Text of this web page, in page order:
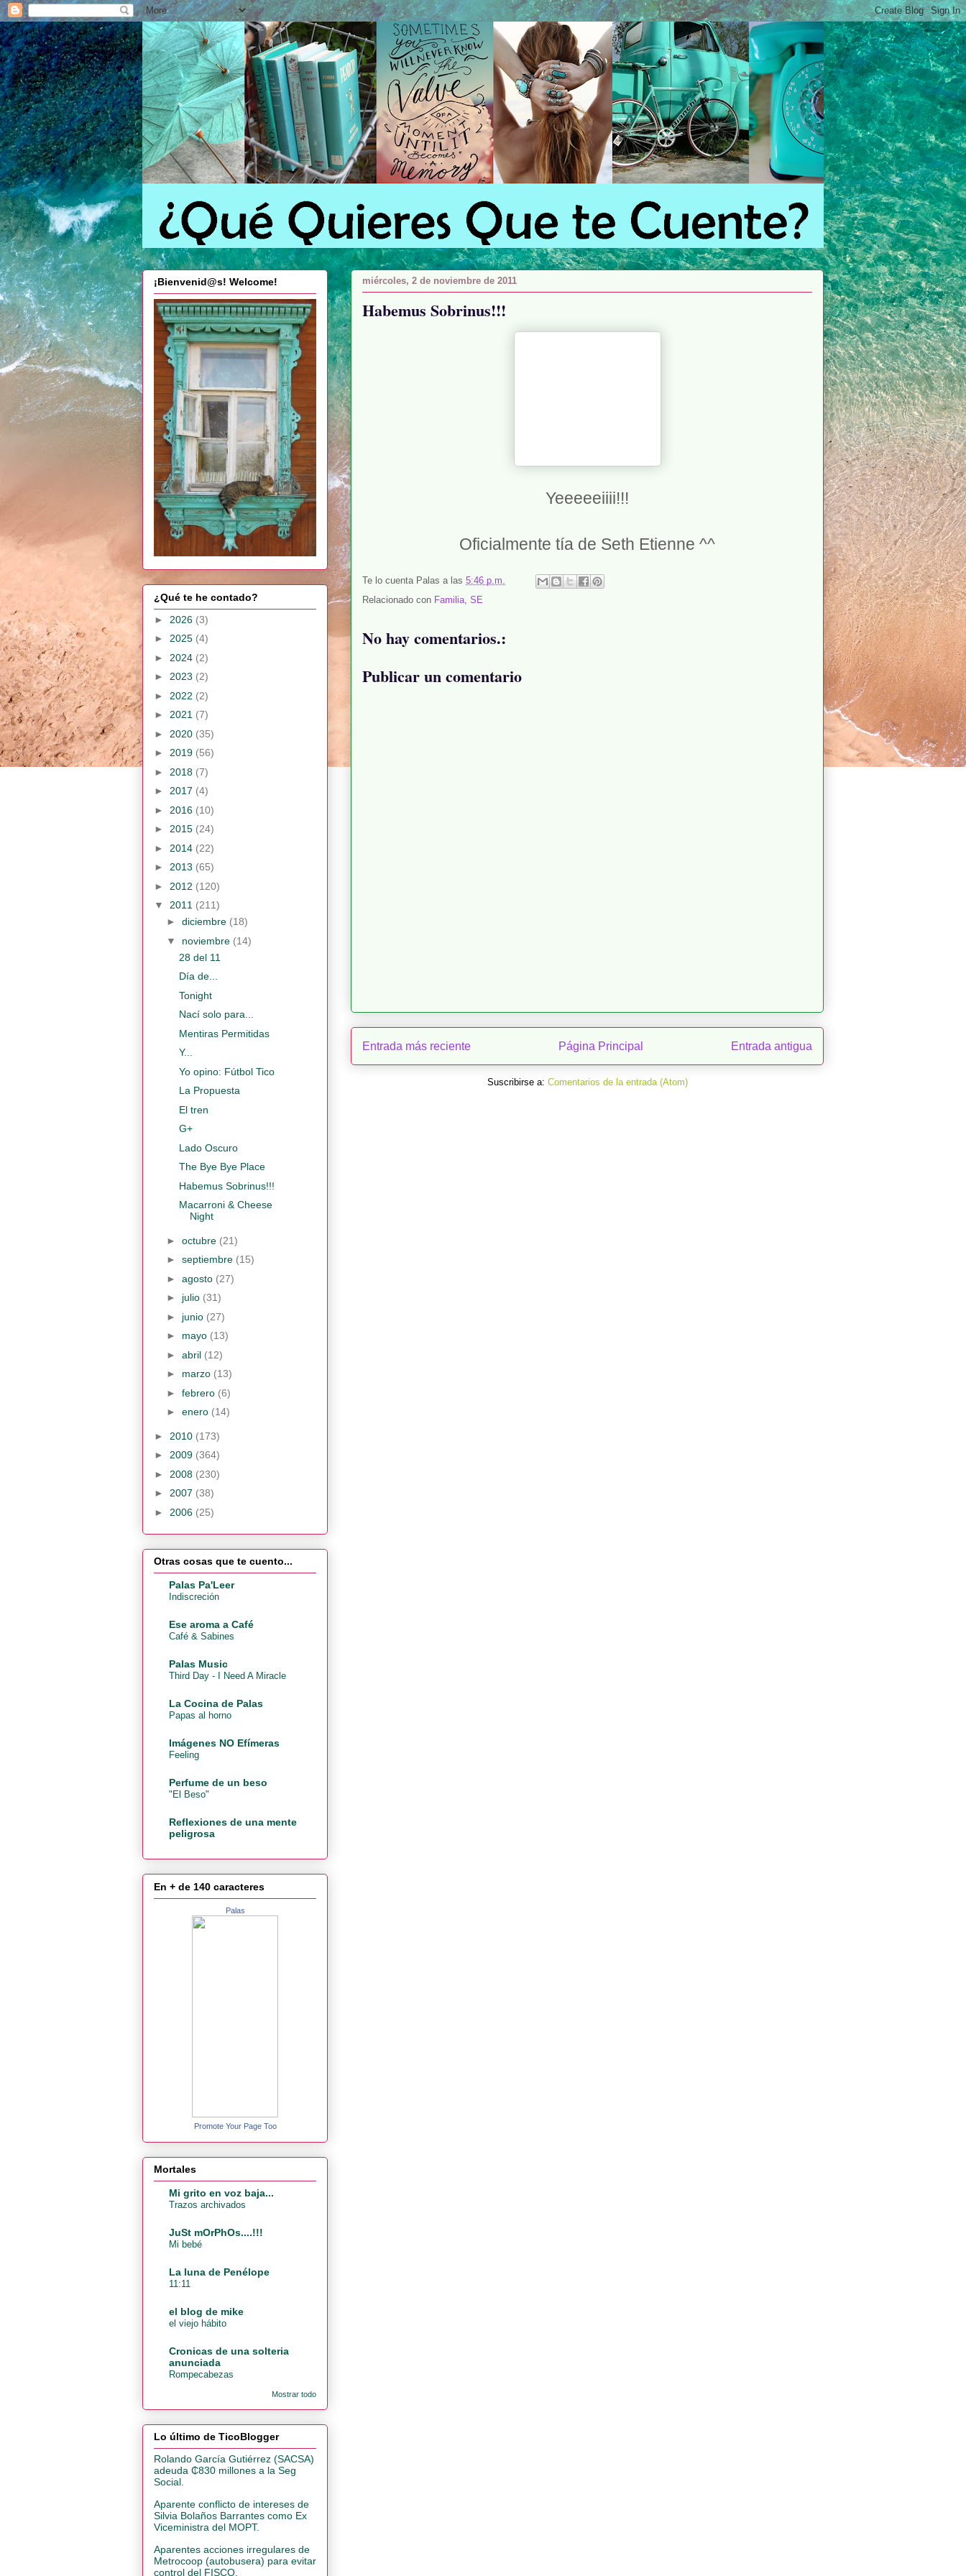
miércoles, 2 de noviembre de 2011
Habemus Sobrinus!!!
Yeeeeeiiii!!!
Oficialmente tía de Seth Etienne ^^
Te lo cuenta Palas a las 5:46 p.m.
Relacionado con Familia, SE
No hay comentarios.:
Publicar un comentario
Entrada más reciente Entrada antigua
Página Principal
Suscribirse a: Comentarios de la entrada (Atom)
¡Bienvenid@s! Welcome!
¿Qué te he contado?
► 2026 (3)
► 2025 (4)
► 2024 (2)
► 2023 (2)
► 2022 (2)
► 2021 (7)
► 2020 (35)
► 2019 (56)
► 2018 (7)
► 2017 (4)
► 2016 (10)
► 2015 (24)
► 2014 (22)
► 2013 (65)
► 2012 (120)
▼ 2011 (211)
► diciembre (18)
▼ noviembre (14)
28 del 11
Día de...
Tonight
Nací solo para...
Mentiras Permitidas
Y...
Yo opino: Fútbol Tico
La Propuesta
El tren
G+
Lado Oscuro
The Bye Bye Place
Habemus Sobrinus!!!
Macarroni & Cheese
Night
► octubre (21)
► septiembre (15)
► agosto (27)
► julio (31)
► junio (27)
► mayo (13)
► abril (12)
► marzo (13)
► febrero (6)
► enero (14)
► 2010 (173)
► 2009 (364)
► 2008 (230)
► 2007 (38)
► 2006 (25)
Otras cosas que te cuento...
Palas Pa'Leer
Indiscreción
Ese aroma a Café
Café & Sabines
Palas Music
Third Day - I Need A Miracle
La Cocina de Palas
Papas al horno
Imágenes NO Efímeras
Feeling
Perfume de un beso
"El Beso"
Reflexiones de una mente
peligrosa
En + de 140 caracteres
Palas
Promote Your Page Too
Mortales
Mi grito en voz baja...
Trazos archivados
JuSt mOrPhOs....!!!
Mi bebé
La luna de Penélope
11:11
el blog de mike
el viejo hábito
Cronicas de una solteria
anunciada
Rompecabezas
Mostrar todo
Lo último de TicoBlogger
Rolando García Gutiérrez (SACSA)
adeuda ₵830 millones a la Seg
Social.
Aparente conflicto de intereses de
Silvia Bolaños Barrantes como Ex
Viceministra del MOPT.
Aparentes acciones irregulares de
Metrocoop (autobusera) para evitar
control del FISCO.